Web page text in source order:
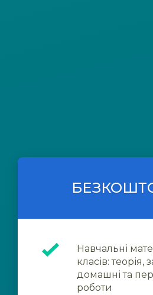
Навчальні
класів: теорія,
домашні та
роботи